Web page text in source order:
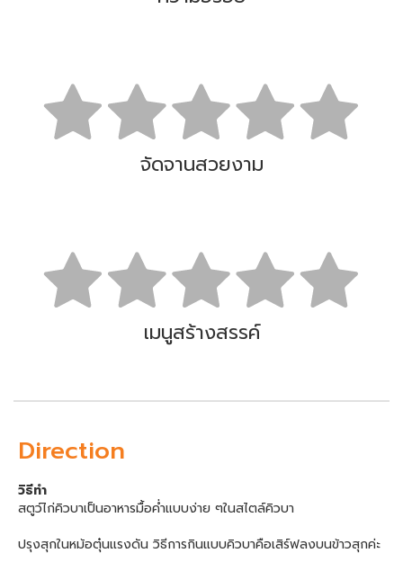
จัดจานสวยงาม
เมนูสร้างสรรค์
Direction
วิธีทำ
สตูว์ไก่คิวบาเป็นอาหารมื้อค่ำแบบง่าย ๆในสไตล์คิวบา
ปรุงสุกในหม้อตุ๋นแรงดัน วิธีการกินแบบคิวบาคือเสิร์ฟลงบนข้าวสุกค่ะ